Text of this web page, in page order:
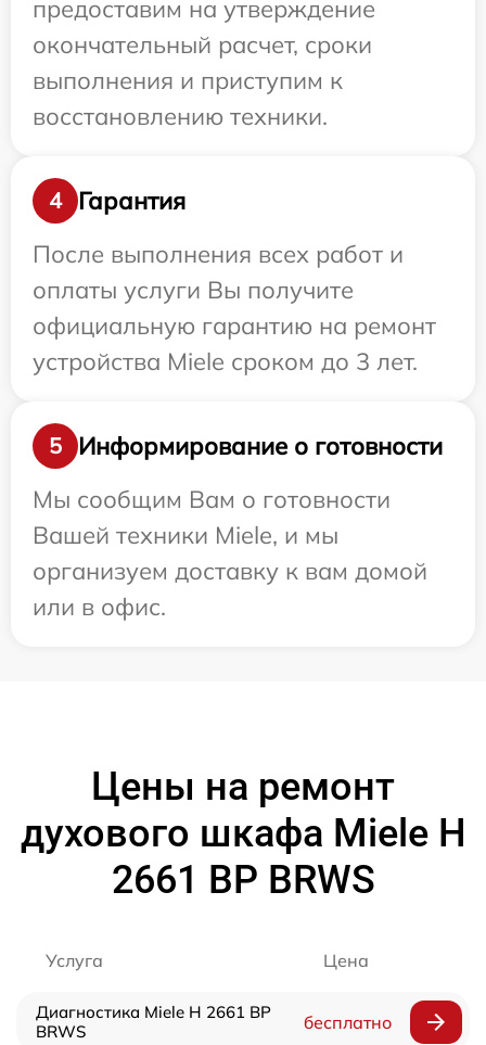
предоставим на утверждение
окончательный расчет, сроки
выполнения и приступим к
восстановлению техники.
4
Гарантия
После выполнения всех работ и
оплаты услуги Вы получите
официальную гарантию на ремонт
устройства Miele сроком до 3 лет.
5
Информирование о готовности
Мы сообщим Вам о готовности
Вашей техники Miele, и мы
организуем доставку к вам домой
или в офис.
Цены на ремонт
духового шкафа Miele H
2661 BP BRWS
Услуга Цена
Диагностика Miele H 2661 BP
BRWS
бесплатно